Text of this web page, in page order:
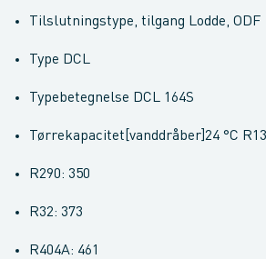
Tilslutningstype, tilgang Lodde, ODF
Type DCL
Typebetegnelse DCL 164S
Tørrekapacitet[vanddråber]24 °C
R290: 350
R32: 373
R404A: 461